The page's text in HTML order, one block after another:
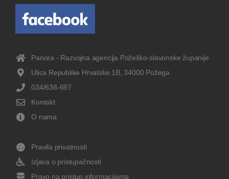
Panora - Razvojna agencija Požeško-slavonske županije
Ulica Republike Hrvatske 1B, 34000 Požega
034/638-697
Kontakt
O nama
Pravila privatnosti
Izjava o pristupačnosti
Pravo na pristup informacijama